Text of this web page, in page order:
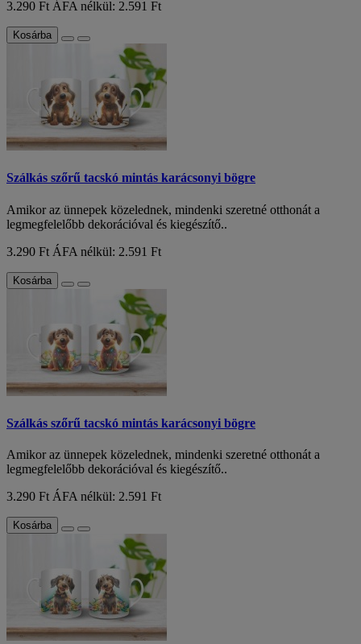
3.290 Ft ÁFA nélkül: 2.591 Ft
Kosárba
Szálkás szőrű tacskó mintás karácsonyi bögre
Amikor az ünnepek közelednek, mindenki szeretné otthonát a
legmegfelelőbb dekorációval és kiegészítő..
3.290 Ft ÁFA nélkül: 2.591 Ft
Kosárba
Szálkás szőrű tacskó mintás karácsonyi bögre
Amikor az ünnepek közelednek, mindenki szeretné otthonát a
legmegfelelőbb dekorációval és kiegészítő..
3.290 Ft ÁFA nélkül: 2.591 Ft
Kosárba